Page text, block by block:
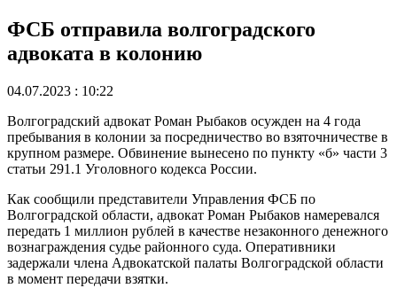
ФСБ отправила волгоградского
адвоката в колонию
04.07.2023 : 10:22
Волгоградский адвокат Роман Рыбаков осужден на 4 года
пребывания в колонии за посредничество во взяточничестве в
крупном размере. Обвинение вынесено по пункту «б» части 3
статьи 291.1 Уголовного кодекса России.
Как сообщили представители Управления ФСБ по
Волгоградской области, адвокат Роман Рыбаков намеревался
передать 1 миллион рублей в качестве незаконного денежного
вознаграждения судье районного суда. Оперативники
задержали члена Адвокатской палаты Волгоградской области
в момент передачи взятки.